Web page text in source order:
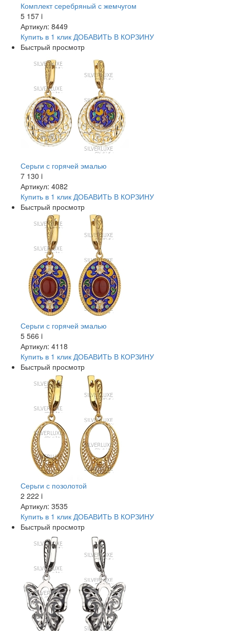
Комплект серебряный с жемчугом
5 157 i
Артикул: 8449
Купить в 1 клик ДОБАВИТЬ В КОРЗИНУ
Быстрый просмотр
Серьги с горячей эмалью
7 130 i
Артикул: 4082
Купить в 1 клик ДОБАВИТЬ В КОРЗИНУ
Быстрый просмотр
Серьги с горячей эмалью
5 566 i
Артикул: 4118
Купить в 1 клик ДОБАВИТЬ В КОРЗИНУ
Быстрый просмотр
Серьги с позолотой
2 222 i
Артикул: 3535
Купить в 1 клик ДОБАВИТЬ В КОРЗИНУ
Быстрый просмотр